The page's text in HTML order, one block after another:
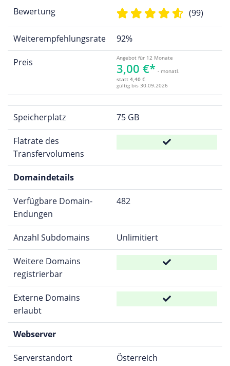
Bewertung (99)
Weiterempfehlungsrate 92%
Preis Angebot für 12 Monate
3,00 €* - monatl.
statt 4,40 €
gültig bis 30.09.2026
Speicherplatz 75 GB
Flatrate des
Transfervolumens
Domaindetails
Verfügbare Domain-
Endungen
482
Anzahl Subdomains Unlimitiert
Weitere Domains
registrierbar
Externe Domains
erlaubt
Webserver
Serverstandort Österreich